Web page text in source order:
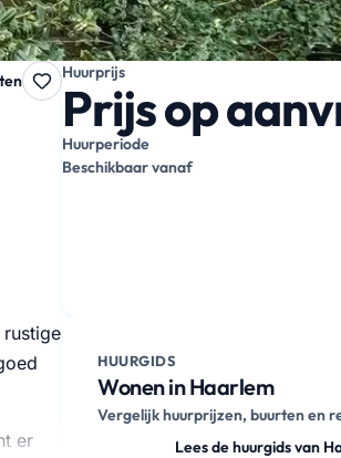
rustige
er
Huurprijs
Prijs op
Huurperiode
Beschikbaar vanaf
HUURGIDS
Wonen in Haarlem
Vergelijk huurprijzen, buurten en
Lees de huurgids van